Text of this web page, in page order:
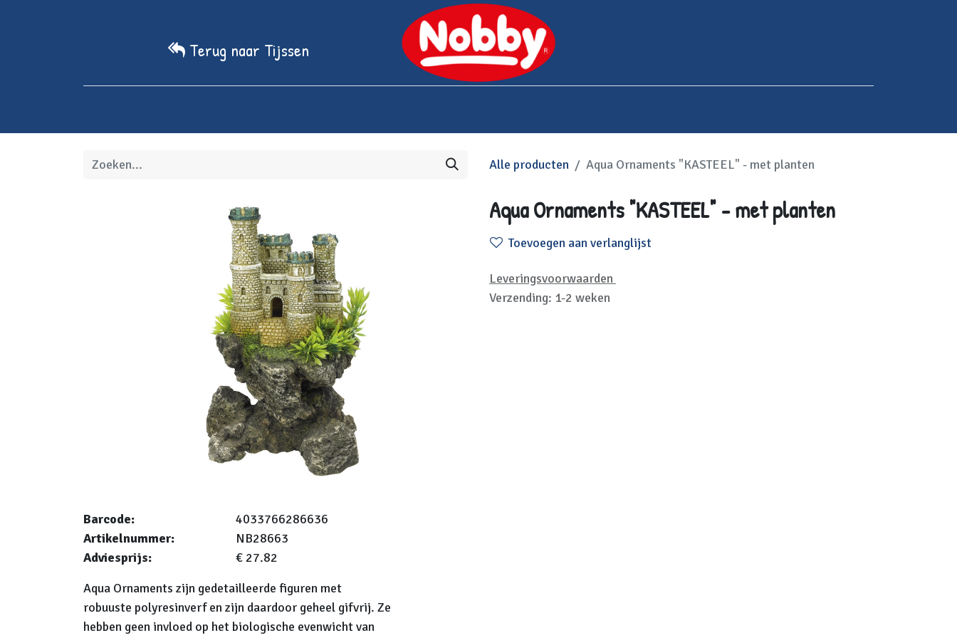
Terug naar Tijssen
Alle producten Aqua Ornaments "KASTEEL" - met planten
Aqua Ornaments "KASTEEL" - met planten
Toevoegen aan verlanglijst
Leveringsvoorwaarden
Verzending: 1-2 weken
Barcode:
4033766286636
Artikelnummer:
NB28663
Adviesprijs:
€ 27.82
Aqua Ornaments zijn gedetailleerde figuren met
robuuste polyresinverf en zijn daardoor geheel gifvrij. Ze
hebben geen invloed op het biologische evenwicht van